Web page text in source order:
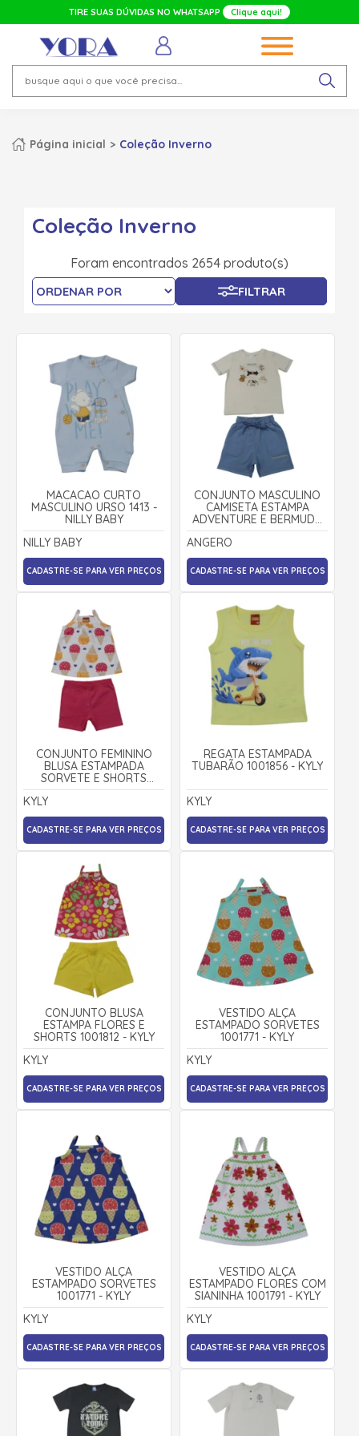
TIRE SUAS DÚVIDAS NO WHATSAPP Clique aqui!
Página inicial Coleção Inverno
Coleção Inverno
Foram encontrados 2654 produto(s)
FILTRAR
MACACÃO CURTO
MASCULINO URSO 1413 -
NILLY BABY
NILLY BABY
CADASTRE-SE PARA VER PREÇOS
CONJUNTO MASCULINO
CAMISETA ESTAMPA
ADVENTURE E BERMUDA
MOLETINHO 29065 -
ANGERO
CADASTRE-SE PARA VER PREÇOS
CONJUNTO FEMININO
BLUSA ESTAMPADA
SORVETE E SHORTS
1001774 - KYLY
KYLY
CADASTRE-SE PARA VER PREÇOS
REGATA ESTAMPADA
TUBARÃO 1001856 - KYLY
KYLY
CADASTRE-SE PARA VER PREÇOS
CONJUNTO BLUSA
ESTAMPA FLORES E
SHORTS 1001812 - KYLY
KYLY
CADASTRE-SE PARA VER PREÇOS
VESTIDO ALÇA
ESTAMPADO SORVETES
1001771 - KYLY
KYLY
CADASTRE-SE PARA VER PREÇOS
VESTIDO ALÇA
ESTAMPADO SORVETES
1001771 - KYLY
KYLY
CADASTRE-SE PARA VER PREÇOS
VESTIDO ALÇA
ESTAMPADO FLORES COM
SIANINHA 1001791 - KYLY
KYLY
CADASTRE-SE PARA VER PREÇOS